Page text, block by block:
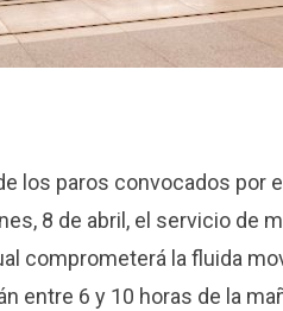
los paros convocados por
8 de abril, el servicio de
comprometerá la fluida
entre 6 y 10 horas de la